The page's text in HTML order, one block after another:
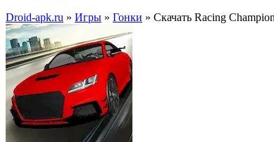
Droid-apk.ru » Игры » Гонки » Скачать Racing